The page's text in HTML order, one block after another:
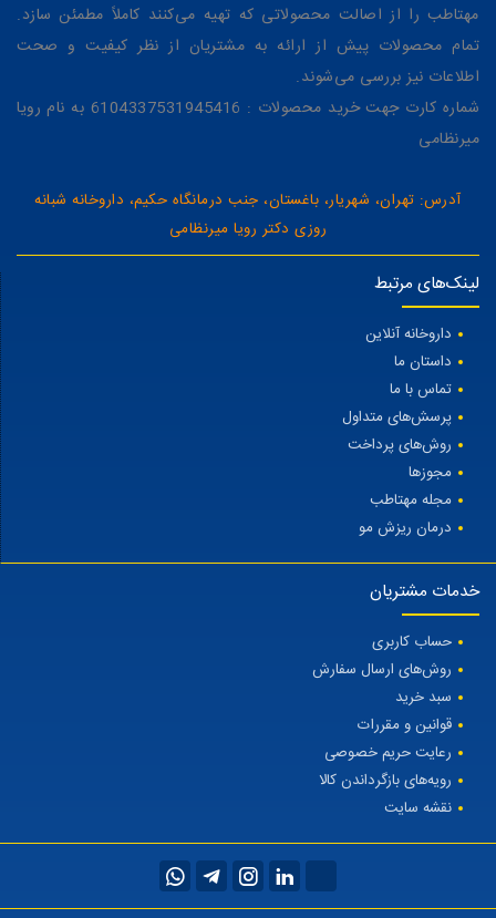
مهتاطب را از اصالت محصولاتی که تهیه می‌کنند کاملاً مطمئن سازد.
تمام محصولات پیش از ارائه به مشتریان از نظر کیفیت و صحت
اطلاعات نیز بررسی می‌شوند.
شماره کارت جهت خرید محصولات : 6104337531945416 به نام رویا
میرنظامی
آدرس: تهران، شهریار، باغستان، جنب درمانگاه حکیم، داروخانه شبانه
روزی دکتر رویا میرنظامی
لینک‌های مرتبط
داروخانه آنلاین
داستان ما
تماس با ما
پرسش‌های متداول
روش‌های پرداخت
مجوزها
مجله مهتاطب
درمان ریزش مو
خدمات مشتریان
حساب کاربری
روش‌های ارسال سفارش
سبد خرید
قوانین و مقررات
رعایت حریم خصوصی
رویه‌های بازگرداندن کالا
نقشه سایت